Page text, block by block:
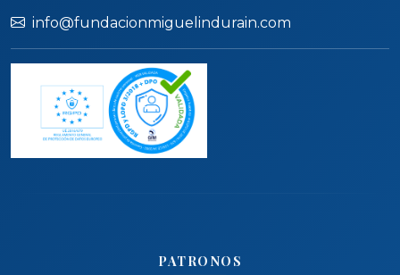
info@fundacionmiguelindurain.com
PATRONOS